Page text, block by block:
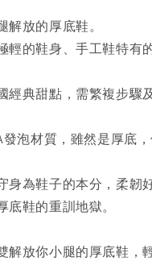
放的厚底鞋。
輕的鞋身、手工鞋特有
經典甜點，需繁複步驟
發泡材質，雖然是厚底
身為鞋子的本分，柔韌
底鞋的重訓地獄。
解放你小腿的厚底鞋，